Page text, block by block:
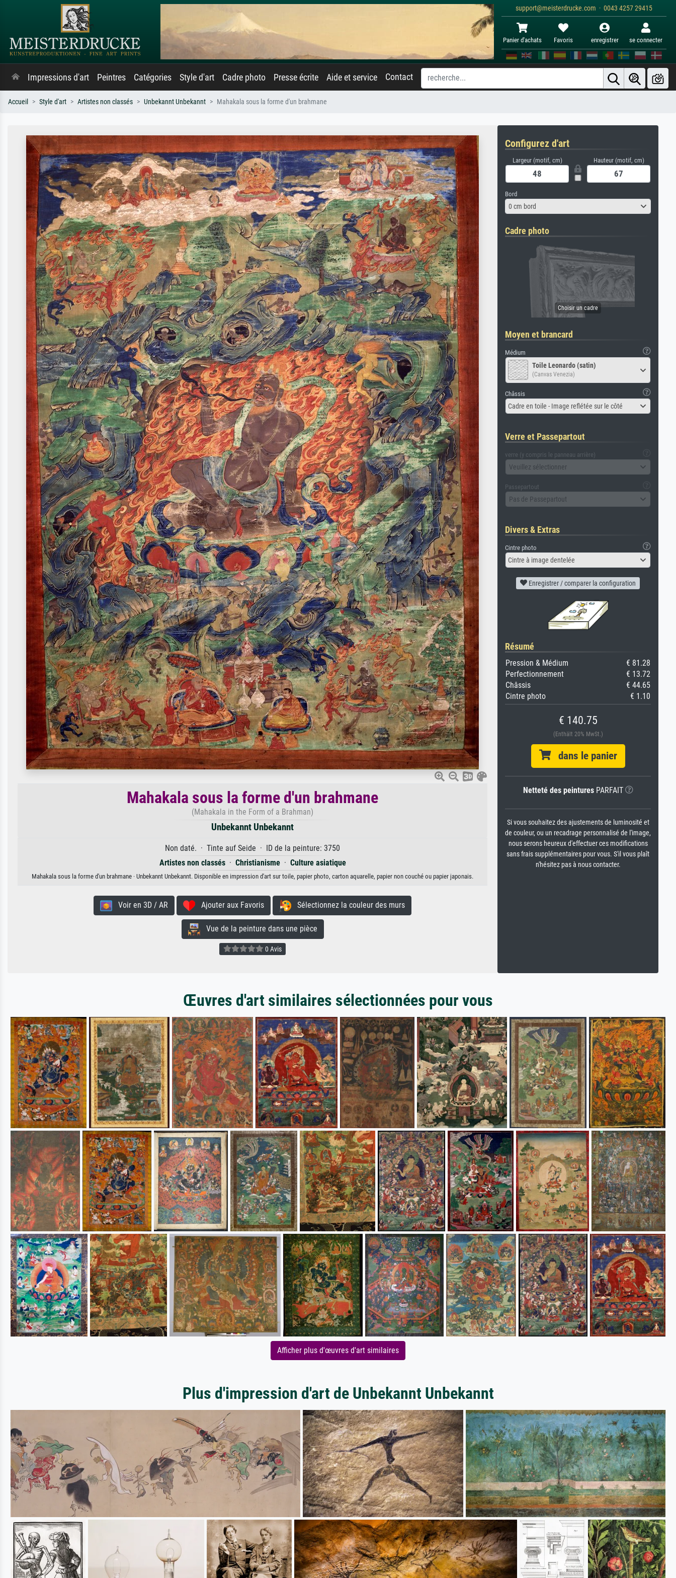
support@meisterdrucke.com · 0043 4257 29415
Panier d'achats Favoris enregistrer se connecter
Impressions d'art Peintres Catégories Style d'art Cadre photo Presse écrite Aide et service Contact
Accueil Style d'art Artistes non classés Unbekannt Unbekannt Mahakala sous la forme d'un brahmane
Mahakala sous la forme d'un brahmane
(Mahakala in the Form of a Brahman)
Unbekannt Unbekannt
Non daté. · Tinte auf Seide · ID de la peinture: 3750
Artistes non classés· Christianisme· Culture asiatique
Mahakala sous la forme d'un brahmane · Unbekannt Unbekannt. Disponible en impression d'art sur toile, papier photo, carton aquarelle, papier non couché ou papier japonais.
Voir en 3D / AR Ajouter aux Favoris Sélectionnez la couleur des murs
Vue de la peinture dans une pièce
0 Avis
Configurez d'art
Largeur (motif, cm) Hauteur (motif, cm)
Bord
0 cm bord
Cadre photo
Moyen et brancard
Médium
Toile Leonardo (satin)
(Canvas Venezia)
Châssis
Cadre en toile - Image reflétée sur le côté
Verre et Passepartout
verre (y compris le panneau arrière)
Veuillez sélectionner
Passepartout
Pas de Passepartout
Divers & Extras
Cintre photo
Cintre à image dentelée
Enregistrer / comparer la configuration
Résumé
Pression & Médium
€ 81.28
Perfectionnement
€ 13.72
Châssis
€ 44.65
Cintre photo
€ 1.10
€ 140.75
(Enthält 20% MwSt.)
dans le panier
Netteté des peinturesPARFAIT
Si vous souhaitez des ajustements de luminosité et
de couleur, ou un recadrage personnalisé de l'image,
nous serons heureux d'effectuer ces modifications
sans frais supplémentaires pour vous. S'il vous plaît
n'hésitez pas à nous contacter.
Œuvres d'art similaires sélectionnées pour vous
Afficher plus d'œuvres d'art similaires
Plus d'impression d'art de Unbekannt Unbekannt